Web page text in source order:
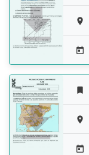
 




